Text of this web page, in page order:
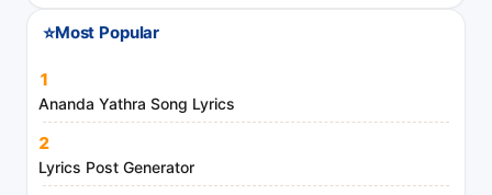
⭐Most Popular
1
Ananda Yathra Song Lyrics
2
Lyrics Post Generator